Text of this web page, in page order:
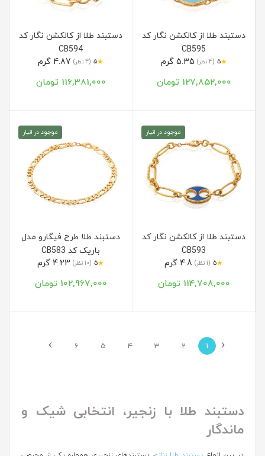
دستبند طلا از کالکشن نگار کد
CB595
★
5 (4 نظر)
127,852,000 تومان
دستبند طلا از کالکشن نگار کد
CB594
★
5 (4 نظر)
116,381,000 تومان
موجود در انبار
دستبند طلا از کالکشن نگار کد
CB593
★
5 (1 نظر)
114,708,000 تومان
موجود در انبار
دستبند طلا طرح فیگارو مدل
باریک کد CB583
★
5 (10 نظر)
102,967,000 تومان
‹
1
2
3
4
5
6
›
دستبند طلا با زنجیر، انتخابی شیک و
ماندگار